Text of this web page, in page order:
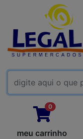
FALE CONOSCO
0
meu carrinho